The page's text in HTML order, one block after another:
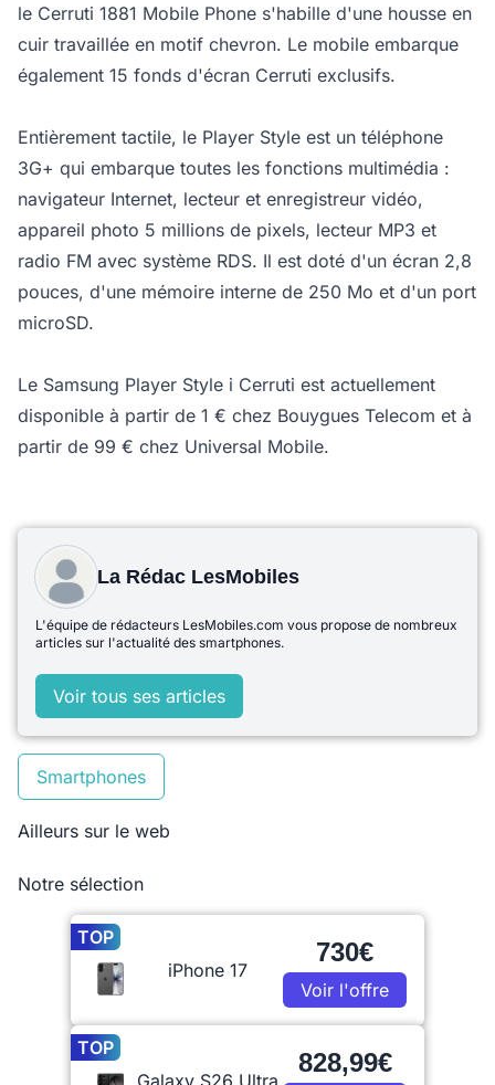
le Cerruti 1881 Mobile Phone s'habille d'une housse en
cuir travaillée en motif chevron. Le mobile embarque
également 15 fonds d'écran Cerruti exclusifs.
Entièrement tactile, le Player Style est un téléphone
3G+ qui embarque toutes les fonctions multimédia :
navigateur Internet, lecteur et enregistreur vidéo,
appareil photo 5 millions de pixels, lecteur MP3 et
radio FM avec système RDS. Il est doté d'un écran 2,8
pouces, d'une mémoire interne de 250 Mo et d'un port
microSD.
Le Samsung Player Style i Cerruti est actuellement
disponible à partir de 1 € chez Bouygues Telecom et à
partir de 99 € chez Universal Mobile.
La Rédac LesMobiles
L'équipe de rédacteurs LesMobiles.com vous propose de nombreux
articles sur l'actualité des smartphones.
Voir tous ses articles
Smartphones
Ailleurs sur le web
Notre sélection
TOP
iPhone 17
730€
Voir l'offre
TOP
Galaxy S26 Ultra
828,99€